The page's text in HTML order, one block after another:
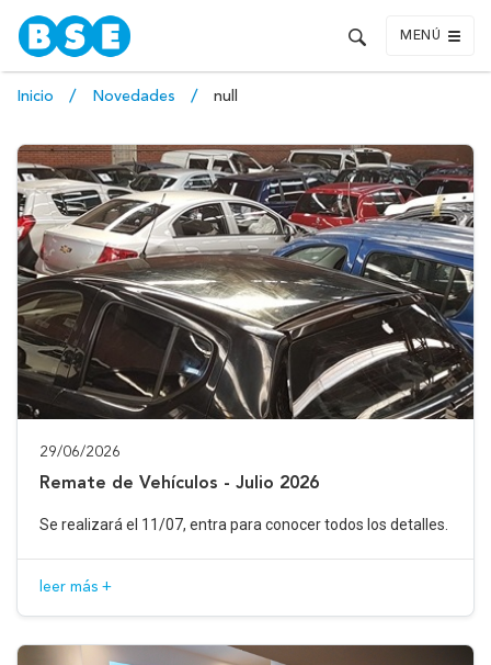
MENÚ
Inicio Novedades null
29/06/2026
Remate de Vehículos - Julio 2026
Se realizará el 11/07, entra para conocer todos los detalles.
leer más +